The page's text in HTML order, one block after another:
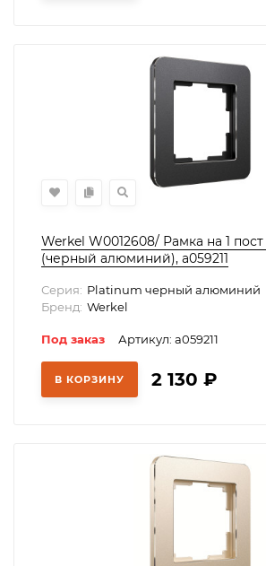
Werkel W0012608/ Рамка на 1
(черный алюминий), a059211
Серия: Platinum черный алюминий
Бренд: Werkel
Под заказ Артикул: a059211
В КОРЗИНУ 2 130 ₽